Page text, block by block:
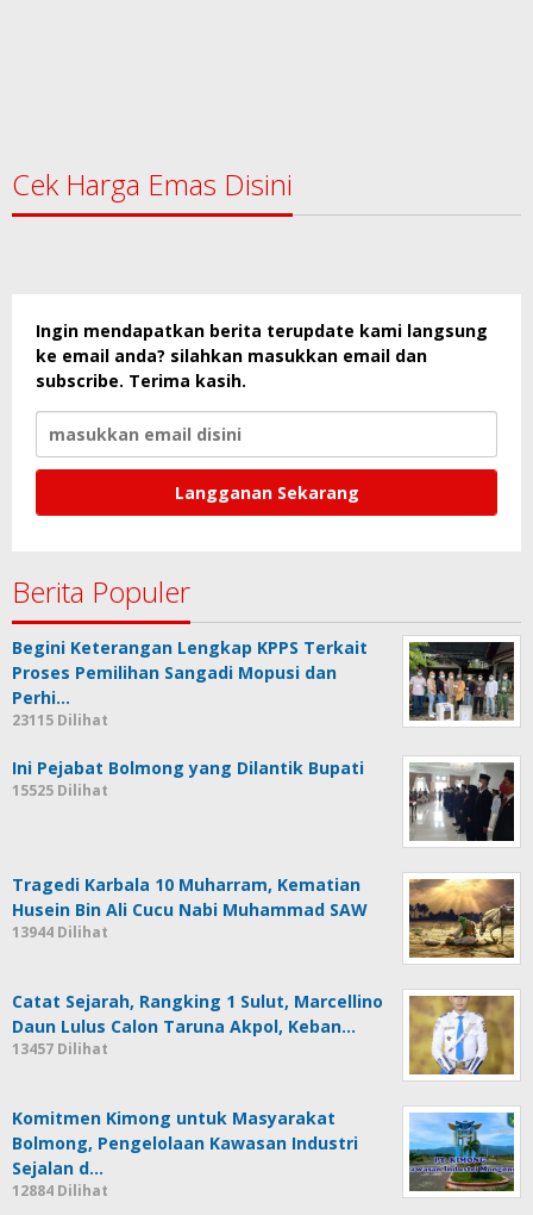
Cek Harga Emas Disini
Ingin mendapatkan berita terupdate kami langsung
ke email anda? silahkan masukkan email dan
subscribe. Terima kasih.
Berita Populer
Begini Keterangan Lengkap KPPS Terkait
Proses Pemilihan Sangadi Mopusi dan
Perhi…
23115 Dilihat
Ini Pejabat Bolmong yang Dilantik Bupati
15525 Dilihat
Tragedi Karbala 10 Muharram, Kematian
Husein Bin Ali Cucu Nabi Muhammad SAW
13944 Dilihat
Catat Sejarah, Rangking 1 Sulut, Marcellino
Daun Lulus Calon Taruna Akpol, Keban…
13457 Dilihat
Komitmen Kimong untuk Masyarakat
Bolmong, Pengelolaan Kawasan Industri
Sejalan d…
12884 Dilihat